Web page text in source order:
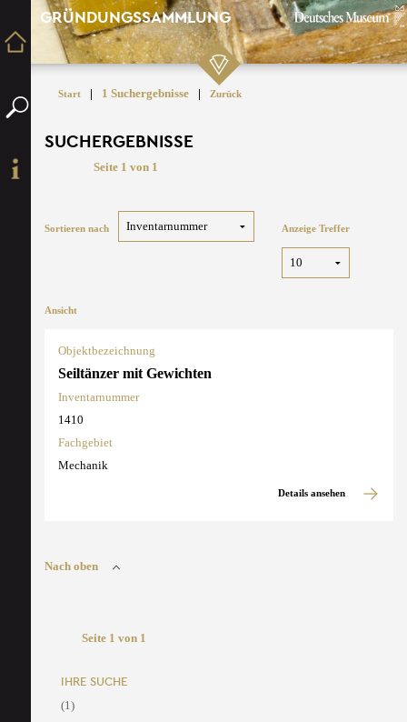
GRÜNDUNGSSAMMLUNG
Start | 1 Suchergebnisse | Zurück
SUCHERGEBNISSE
Seite 1 von 1
Sortieren nach Anzeige Treffer
Ansicht
Objektbezeichnung
Seiltänzer mit Gewichten
Inventarnummer
1410
Fachgebiet
Mechanik
Details ansehen
Nach oben
Seite 1 von 1
IHRE SUCHE
(1)